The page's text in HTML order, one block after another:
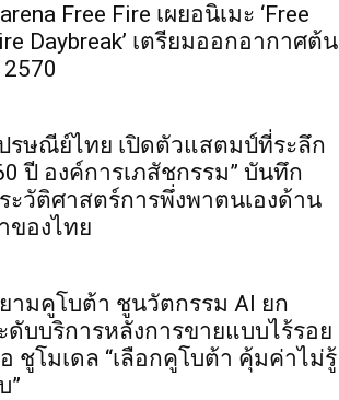
Free Fire เผยอนิเมะ ‘Free
Daybreak’ เตรียมออกอากาศต้น
รษณีย์ไทย เปิดตัวแสตมป์ที่ระลึก
ปี องค์การเภสัชกรรม” บันทึก
ะวัติศาสตร์การพึ่งพาตนเองด้าน
ของไทย
ามคูโบต้า ชูนวัตกรรม AI ยก
ดับบริการหลังการขายแบบไร้รอย
ชูโมเดล “เลือกคูโบต้า คุ้มค่าไม่รู้
”